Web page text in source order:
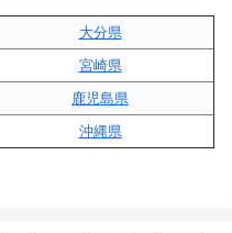
大分県
宮崎県
鹿児島県
沖縄県